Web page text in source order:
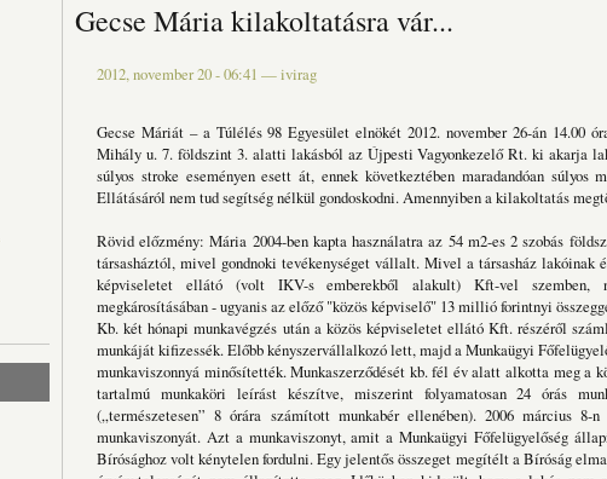
Gecse Mária kilakoltatásra vár...
2012, november 20 - 06:41 —ivirag
Gecse Máriát – a Túlélés 98 Egyesület elnökét 2012. november 26-án 14.00
Mihály u. 7. földszint 3. alatti lakásból az Újpesti Vagyonkezelő Rt. ki akarja
súlyos stroke eseményen esett át, ennek következtében maradandóan súlyos
Ellátásáról nem tud segítség nélkül gondoskodni. Amennyiben a kilakoltatás
Rövid előzmény: Mária 2004-ben kapta használatra az 54 m2-es 2 szobás
társasháztól, mivel gondnoki tevékenységet vállalt. Mivel a társasház lakóinak
képviseletet ellátó (volt IKV-s emberekből alakult) Kft-vel szemben,
megkárosításában - ugyanis az előző "közös képviselő" 13 millió forintnyi
Kb. két hónapi munkavégzés után a közös képviseletet ellátó Kft. részéről
munkáját kifizessék. Előbb kényszervállalkozó lett, majd a Munkaügyi
munkaviszonnyá minősítették. Munkaszerződését kb. fél év alatt alkotta meg a
tartalmú munkaköri leírást készítve, miszerint folyamatosan 24 órás
(„természetesen” 8 órára számított munkabér ellenében). 2006 március 8-
munkaviszonyát. Azt a munkaviszonyt, amit a Munkaügyi Főfelügyelőség
Bírósághoz volt kénytelen fordulni. Egy jelentős összeget megítélt a Bíróság